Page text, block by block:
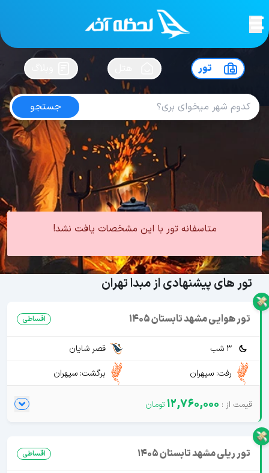
لحظه آخرسفرت رو بساز !
تور
جستجو
تور مشهد از اراک
4.5 از5| از125 کاربر
لحظه آخر تور داخلی تور مشهد تور مشهد از اراک
متاسفانه تور با این مشخصات یافت نشد!
تور های پیشنهادی از مبدا تهران
تور هوایی مشهد تابستان 1405 اقساطی
3 شب
قصر شایان
رفت: سپهران
برگشت: سپهران
12,760,000
تور ریلی مشهد تابستان 1405 اقساطی